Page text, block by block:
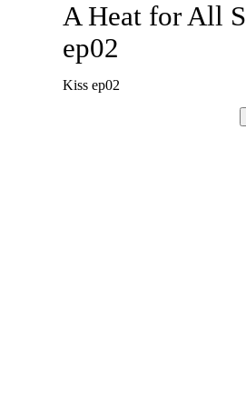
A Heat for All
ep02
Kiss ep02